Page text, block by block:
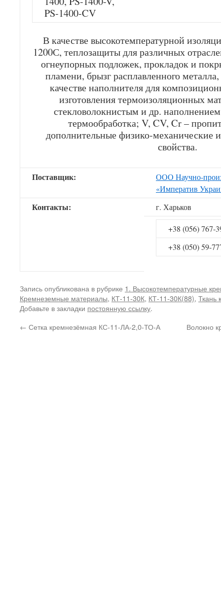
PS-1400-CV
В качестве высокотемпературной
1200С, теплозащиты для различных
огнеупорных подложек, прокладок и
пламени, брызг расплавленного
качестве наполнителя для
изготовления термоизоляционных
стекловолокнистым и др.
термообработка; V, CV, Cr –
дополнительные физико-механические
свойства.
Поставщик:
ООО Научно-
«Императив
Контакты: г. Харьков
+38 (056) 767-
+38 (050) 59-
Запись опубликована в рубрике 1. Высокотемпературные
Кремнеземные материалы, КТ-11-30К, КТ-11-30К(88), Ткань
Добавьте в закладки постоянную ссылку.
← Сетка кремнезёмная КС-11-ЛА-2,0-ТО-А Волокно